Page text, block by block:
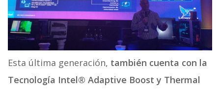
Esta última generación, también cuenta con la
Tecnología Intel® Adaptive Boost y Thermal